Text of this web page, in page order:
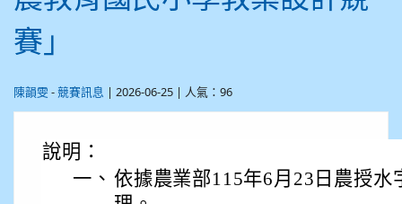
賽」
陳韻雯 - 競賽訊息 | 2026-06-25 | 人氣：96
說明：
一、 依據農業部115年6月23日農授水